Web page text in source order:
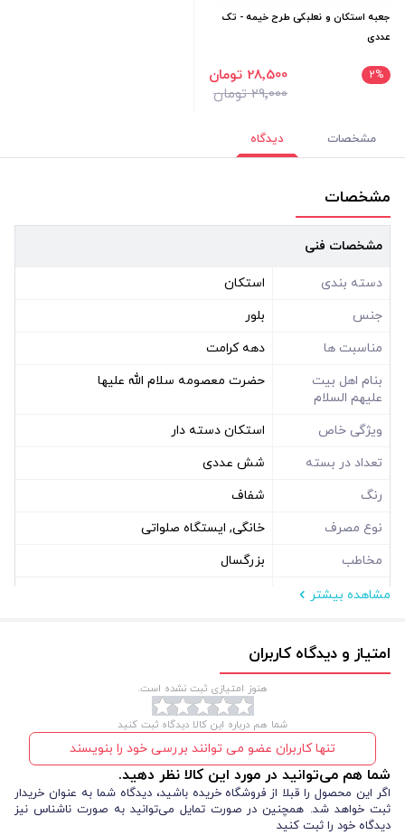
جعبه استکان و نعلبکی طرح خیمه - تک
عددی
2%
29٬000 تومان
28٬500 تومان
مشخصات دیدگاه
مشخصات
مشخصات فنی
دسته بندی
استکان
جنس
بلور
مناسبت ها
دهه کرامت
بنام اهل بیت
علیهم السلام
حضرت معصومه سلام الله علیها
ویژگی خاص
استکان دسته دار
تعداد در بسته
شش عددی
رنگ
شفاف
نوع مصرف
خانگی, ایستگاه صلواتی
مخاطب
بزرگسال
زبان
نوع بسته بندی جعبه مقوایی
مشاهده بیشتر
امتیاز و دیدگاه کاربران
هنوز امتیازی ثبت نشده است.
شما هم درباره این کالا دیدگاه ثبت کنید
تنها کاربران عضو می توانند بررسی خود را بنویسند
شما هم می‌توانید در مورد این کالا نظر دهید.
اگر این محصول را قبلا از فروشگاه خریده باشید، دیدگاه شما به عنوان خریدار
ثبت خواهد شد. همچنین در صورت تمایل می‌توانید به صورت ناشناس نیز
دیدگاه خود را ثبت کنید